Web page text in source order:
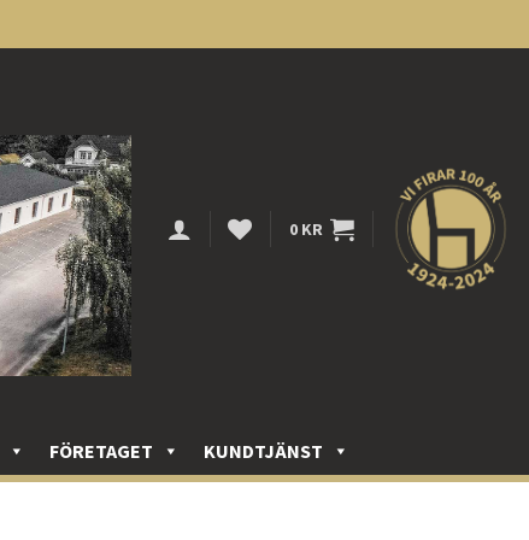
0 KR
FÖRETAGET KUNDTJÄNST